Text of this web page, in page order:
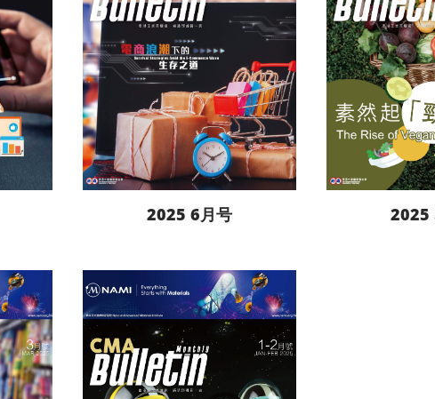
阅读更多
下载
2025 6月号 2025